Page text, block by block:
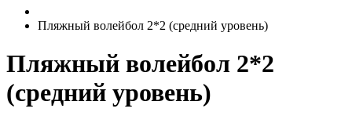
Пляжный волейбол 2*2 (средний уровень)
Пляжный волейбол 2*2
(средний уровень)